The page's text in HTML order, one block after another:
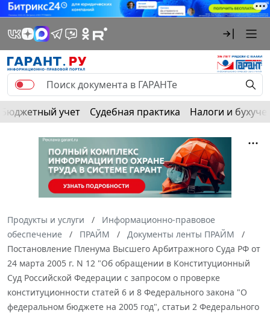
Бюджетный учет Судебная практика Налоги и
Продукты и услуги
Информационно-правовое
обеспечение
ПРАЙМ
Документы ленты ПРАЙМ
Постановление Пленума Высшего Арбитражного Суда РФ от
24 марта 2005 г. N 12 "Об обращении в Конституционный
Суд Российской Федерации с запросом о проверке
конституционности статей 6 и 8 Федерального закона "О
федеральном бюджете на 2005 год", статьи 2 Федерального